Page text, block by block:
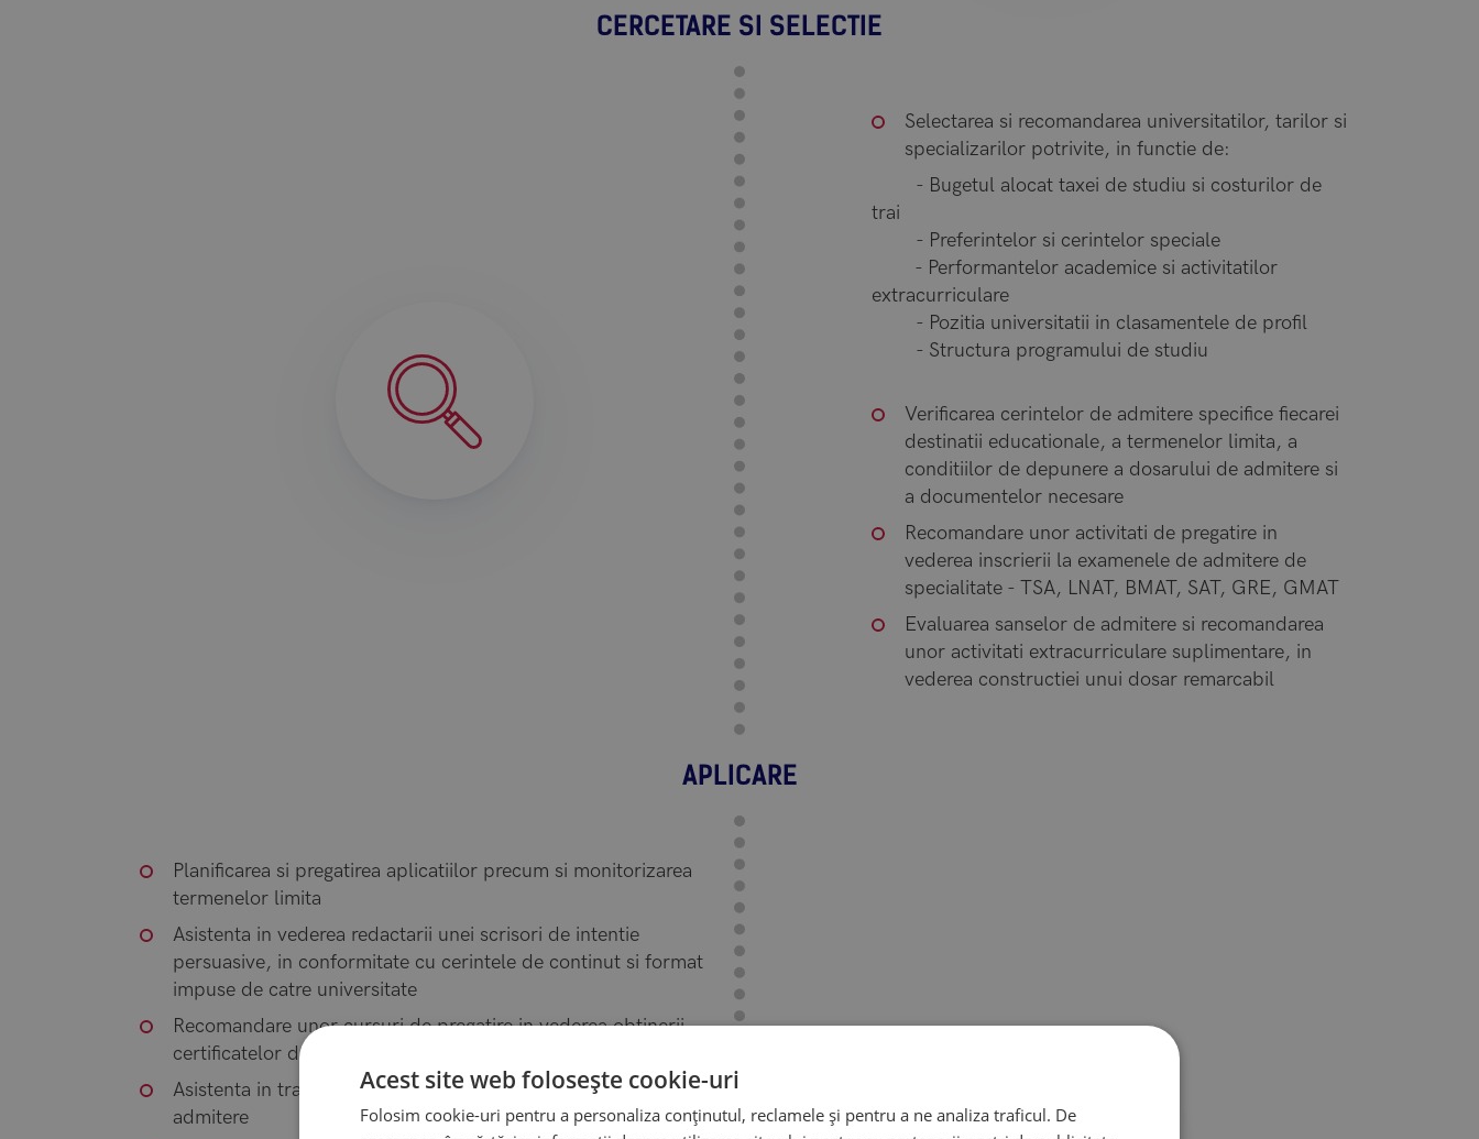
CERCETARE SI SELECTIE
Selectarea si recomandarea universitatilor, tarilor si
specializarilor potrivite, in functie de:
- Bugetul alocat taxei de studiu si costurilor de
trai
- Preferintelor si cerintelor speciale
- Performantelor academice si activitatilor
extracurriculare
- Pozitia universitatii in clasamentele de profil
- Structura programului de studiu
Verificarea cerintelor de admitere specifice fiecarei
destinatii educationale, a termenelor limita, a
conditiilor de depunere a dosarului de admitere si
a documentelor necesare
Recomandare unor activitati de pregatire in
vederea inscrierii la examenele de admitere de
specialitate - TSA, LNAT, BMAT, SAT, GRE, GMAT
Evaluarea sanselor de admitere si recomandarea
unor activitati extracurriculare suplimentare, in
vederea constructiei unui dosar remarcabil
APLICARE
Planificarea si pregatirea aplicatiilor precum si monitorizarea
termenelor limita
Asistenta in vederea redactarii unei scrisori de intentie
persuasive, in conformitate cu cerintele de continut si format
impuse de catre universitate
Recomandare unor cursuri de pregatire in vederea obtinerii
certificatelor de limba
Asistenta in traducerea si legalizarea tuturor documentelor de
admitere
Acest site web folosește cookie-uri
Folosim cookie-uri pentru a personaliza conținutul, reclamele și pentru a ne analiza traficul. De